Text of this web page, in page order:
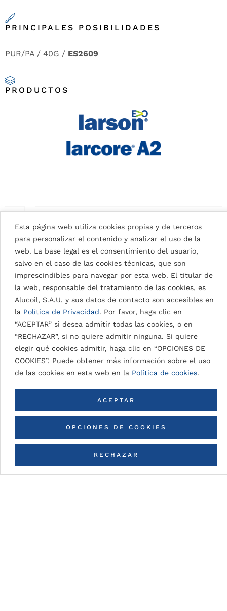
Esta página web utiliza cookies propias y de terceros
para personalizar el contenido y analizar el uso de la
web. La base legal es el consentimiento del usuario,
salvo en el caso de las cookies técnicas, que son
imprescindibles para navegar por esta web. El titular de
la web, responsable del tratamiento de las cookies, es
Alucoil, S.A.U. y sus datos de contacto son accesibles en
la Política de Privacidad. Por favor, haga clic en
“ACEPTAR” si desea admitir todas las cookies, o en
“RECHAZAR”, si no quiere admitir ninguna. Si quiere
elegir qué cookies admitir, haga clic en “OPCIONES DE
COOKIES”. Puede obtener más información sobre el uso
de las cookies en esta web en la Política de cookies.
OPCIONES DE COOKIES
RECHAZAR
ACEPTAR
PRINCIPALES POSIBILIDADES
PUR/PA / 40G / ES2609
PRODUCTOS
SIGNAL WHITE 9003